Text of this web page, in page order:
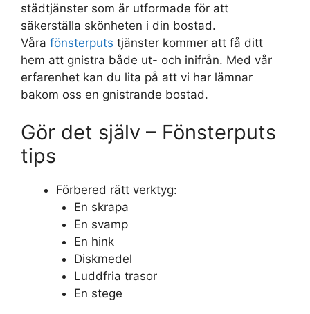
städtjänster som är utformade för att
säkerställa skönheten i din bostad.
Våra fönsterputs tjänster kommer att få ditt
hem att gnistra både ut- och inifrån. Med vår
erfarenhet kan du lita på att vi har lämnar
bakom oss en gnistrande bostad.
Gör det själv – Fönsterputs
tips
Förbered rätt verktyg:
En skrapa
En svamp
En hink
Diskmedel
Luddfria trasor
En stege